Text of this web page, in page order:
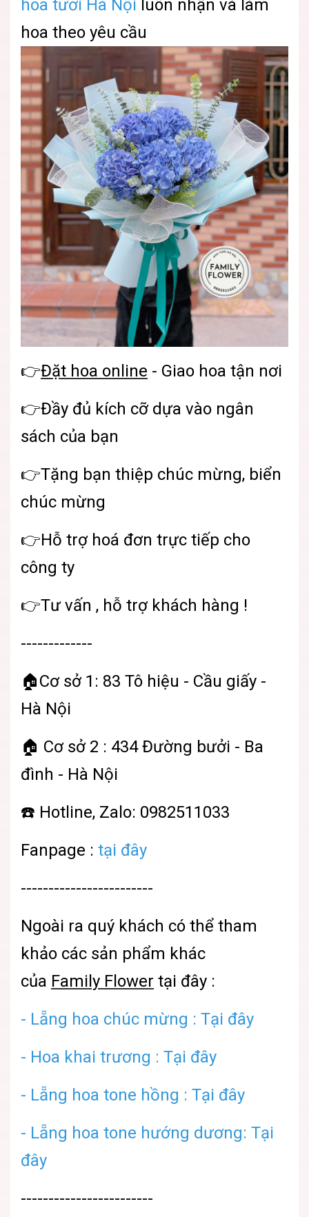
hoa tươi Hà Nội luôn nhận và làm
hoa theo yêu cầu
👉Đặt hoa online - Giao hoa tận nơi
👉Đầy đủ kích cỡ dựa vào ngân
sách của bạn
👉Tặng bạn thiệp chúc mừng, biển
chúc mừng
👉Hỗ trợ hoá đơn trực tiếp cho
công ty
👉Tư vấn , hỗ trợ khách hàng !
-------------
🏠Cơ sở 1: 83 Tô hiệu - Cầu giấy -
Hà Nội
🏠 Cơ sở 2 : 434 Đường bưởi - Ba
đình - Hà Nội
☎️ Hotline, Zalo: 0982511033
Fanpage : tại đây
------------------------
Ngoài ra quý khách có thể tham
khảo các sản phẩm khác
của Family Flower tại đây :
- Lẵng hoa chúc mừng : Tại đây
- Hoa khai trương : Tại đây
- Lẵng hoa tone hồng : Tại đây
- Lẵng hoa tone hướng dương: Tại
đây
------------------------